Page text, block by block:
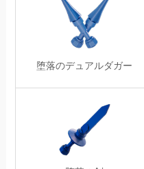
堕落のデュアルダガー